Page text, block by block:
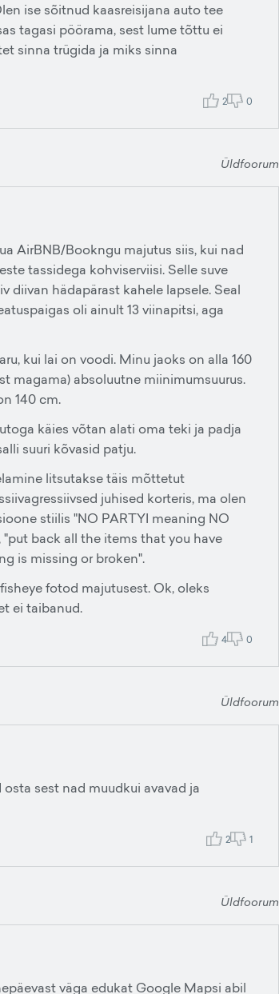
ise sõitnud kaasreisijana auto tee
tagasi pöörama, sest lume tõttu ei
sinna trügida ja miks sinna
2 0
Üldfoorum
AirBNB/Bookngu majutus siis, kui nad
tassidega kohviserviisi. Selle suve
diivan hädapärast kahele lapsele. Seal
oli ainult 13 viinapitsi, aga
kui lai on voodi. Minu jaoks on alla 160
magama) absoluutne miinimumsuurus.
140 cm.
käies võtan alati oma teki ja padja
suuri kõvasid patju.
litsutakse täis mõttetut
juhised korteris, ma olen
stiilis "NO PARTYI meaning NO
back all the items that you have
is missing or broken".
fotod majutusest. Ok, oleks
ei taibanud.
4 0
Üldfoorum
sest nad muudkui avavad ja
2 1
Üldfoorum
väga edukat Google Mapsi abil